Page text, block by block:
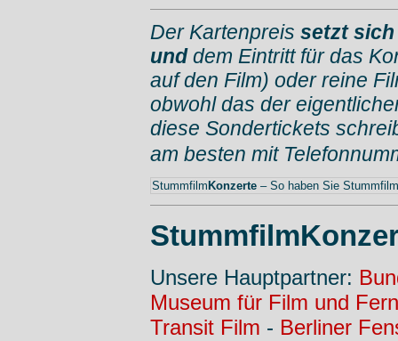
Der Kartenpreis setzt sich
unddem Eintritt für das
auf den Film) oder reine
obwohl das der
diese Sondertickets
am besten mit
Stummfilm Konzerte – So haben Sie
Unsere Hauptpartner:
Museum für Film und
Transit Film - Berliner